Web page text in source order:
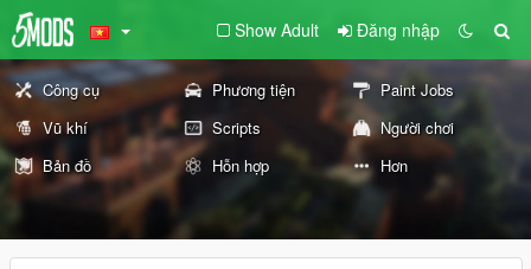
Show Adult Đăng nhập
Công cụ Phương tiện
Paint Jobs
Vũ khí
Scripts
Người chơi
Bản đồ
Hỗn hợp Hơn